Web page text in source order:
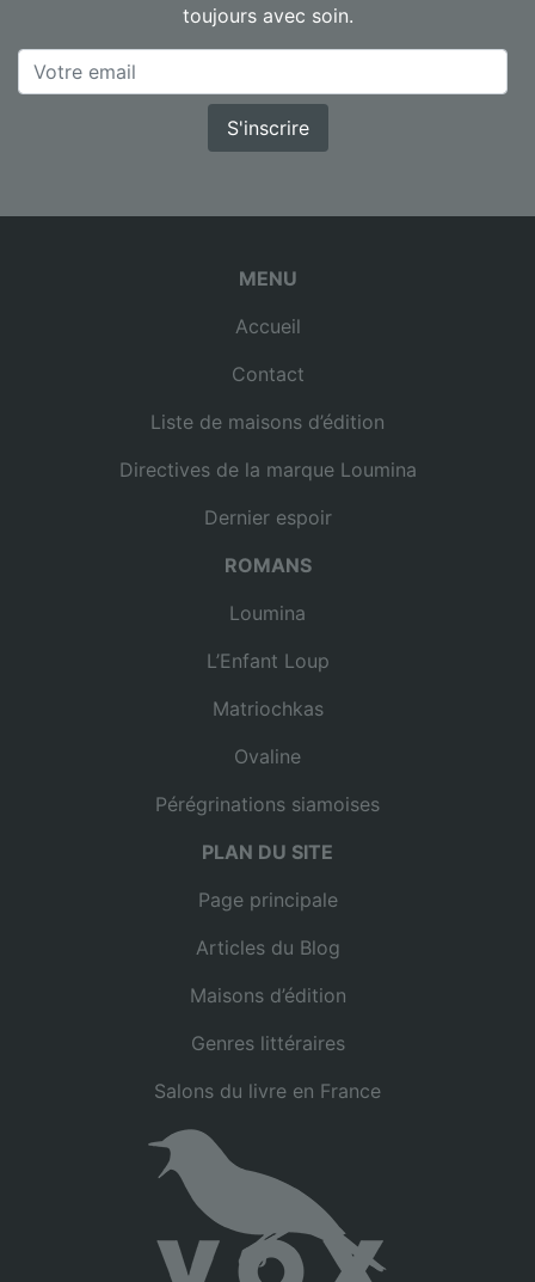
toujours avec soin.
S'inscrire
MENU
Accueil
Contact
Liste de maisons d’édition
Directives de la marque Loumina
Dernier espoir
ROMANS
Loumina
L’Enfant Loup
Matriochkas
Ovaline
Pérégrinations siamoises
PLAN DU SITE
Page principale
Articles du Blog
Maisons d’édition
Genres littéraires
Salons du livre en France